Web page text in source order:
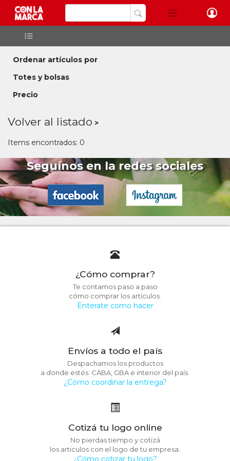
Ordenar artículos por
Totes y bolsas
Precio
Volver al listado
Items encontrados: 0
Seguínos en la redes sociales
¿Cómo comprar?
Te contamos paso a paso
cómo comprar los artículos.
Enterate como hacer
Envíos a todo el país
Despachamos los productos
a donde estés: CABA, GBA e interior del país.
¿Cómo coordinar la entrega?
Cotizá tu logo online
No pierdas tiempo y cotizá
los articulos con el logo de tu empresa.
¿Cómo cotizar tu logo?